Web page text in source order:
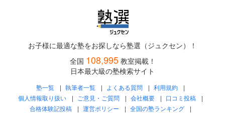
お子様に最適な塾をお探しなら塾選（ジュクセン）！
全国 108,995 教室掲載！
日本最大級の塾検索サイト
塾一覧 執筆者一覧 よくある質問
利用規約
個人情報取り扱い
ご意見・ご質問 会社概要
口コミ投稿
合格体験記投稿
運営ポリシー
全国の塾ランキング